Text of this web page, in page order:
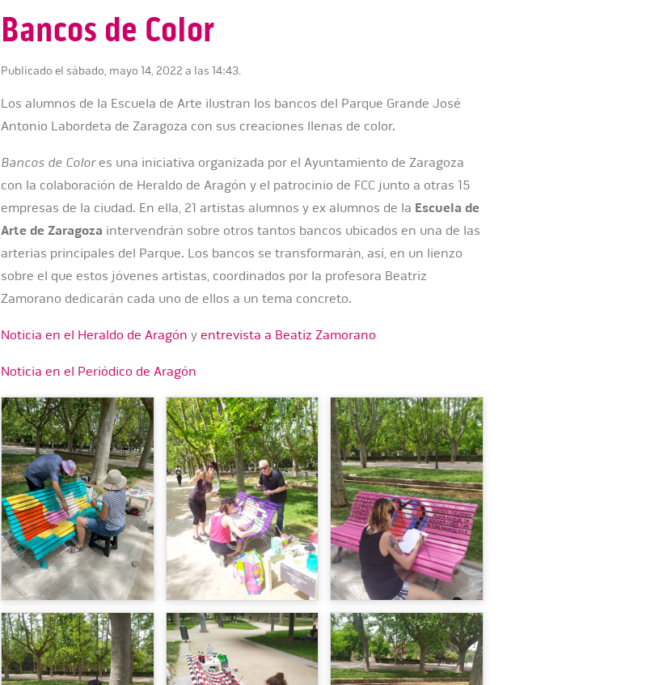
Bancos de Color
Publicado el sábado, mayo 14, 2022 a las 14:43.
Los alumnos de la Escuela de Arte ilustran los bancos del Parque Grande José
Antonio Labordeta de Zaragoza con sus creaciones llenas de color.
Bancos de Colores una iniciativa organizada por el Ayuntamiento de Zaragoza
con la colaboración de Heraldo de Aragón y el patrocinio de FCC junto a otras 15
empresas de la ciudad. En ella, 21 artistas alumnos y ex alumnos de la Escuela de
Arte de Zaragoza intervendrán sobre otros tantos bancos ubicados en una de las
arterias principales del Parque. Los bancos se transformarán, así, en un lienzo
sobre el que estos jóvenes artistas, coordinados por la profesora Beatriz
Zamorano dedicarán cada uno de ellos a un tema concreto.
Noticia en el Heraldo de Aragónyentrevista a Beatiz Zamorano
Noticia en el Periódico de Aragón